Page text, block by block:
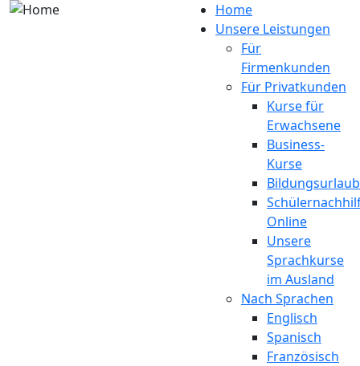
Direkt zum Inhalt
Home
Unsere Leistungen
Für
Firmenkunden
Für Privatkunden
Kurse für
Erwachsene
Business-
Kurse
Bildungsurlaub
Online
Unsere
Sprachkurse
im Ausland
Nach Sprachen
Englisch
Spanisch
Französisch